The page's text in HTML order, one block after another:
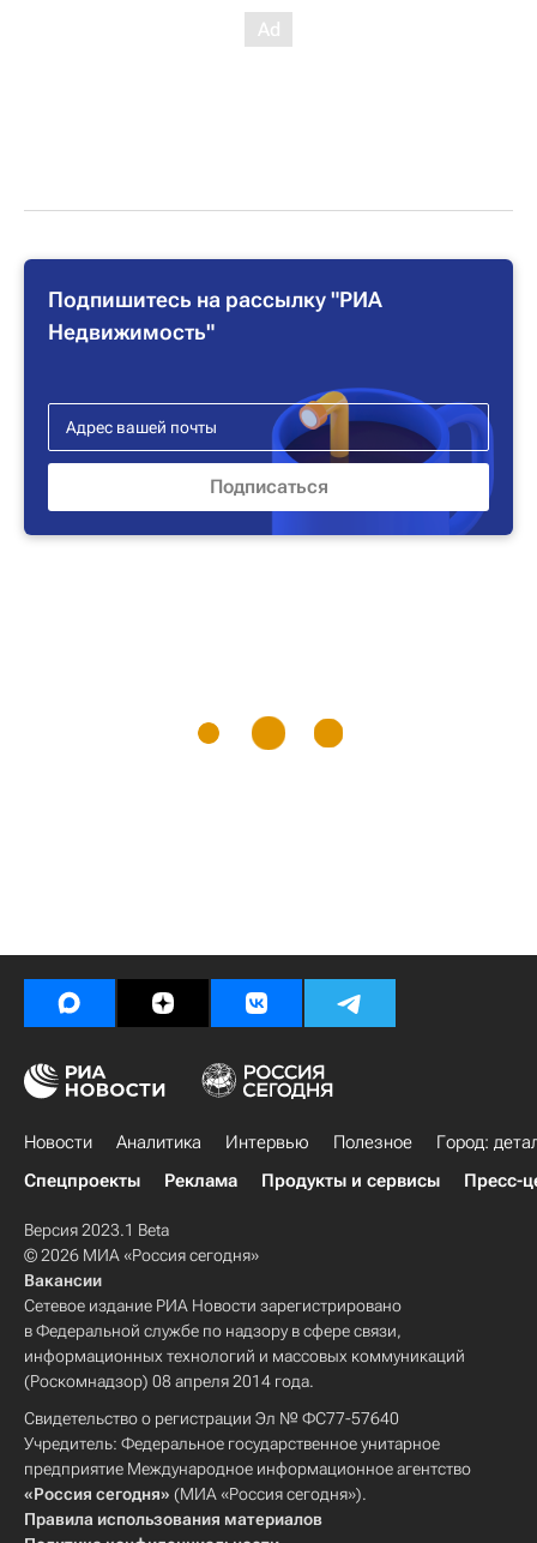
Подпишитесь на рассылку "РИА
Недвижимость"
Новости Аналитика Интервью Полезное
Город:
Спецпроекты
Реклама Продукты и сервисы Пресс-
Версия 2023.1 Beta
© 2026 МИА «Россия сегодня»
Вакансии
Сетевое издание РИА Новости зарегистрировано
в Федеральной службе по надзору в сфере связи,
информационных технологий и массовых коммуникаций
(Роскомнадзор) 08 апреля 2014 года.
Свидетельство о регистрации Эл № ФС77-57640
Учредитель: Федеральное государственное унитарное
предприятие Международное информационное агентство
«Россия сегодня» (МИА «Россия сегодня»).
Правила использования материалов